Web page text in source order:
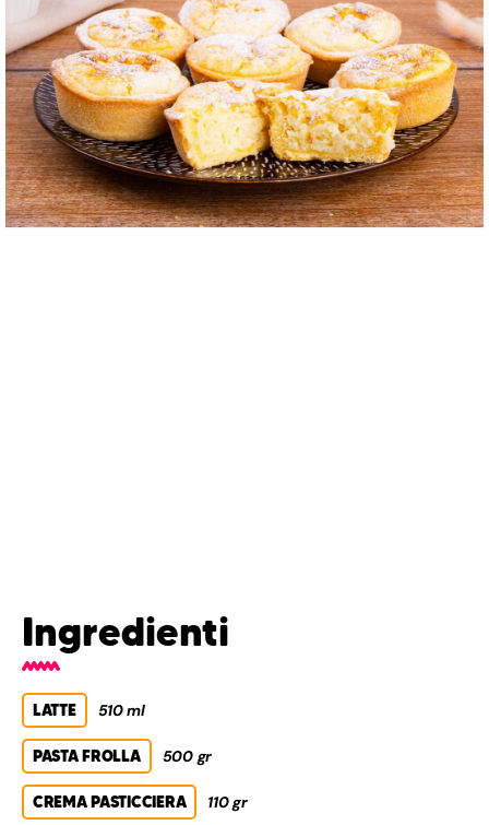
Ingredienti
LATTE 510 ml
PASTA FROLLA 500 gr
CREMA PASTICCIERA 110 gr